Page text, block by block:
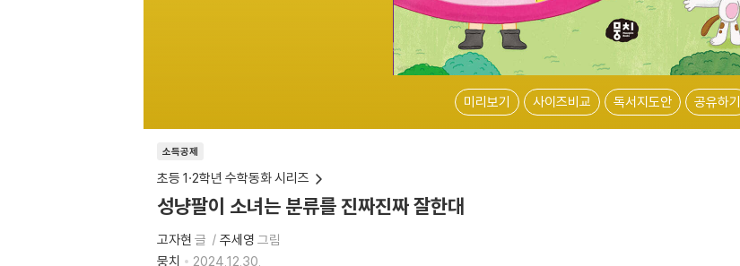
미리보기 사이즈비교 독서지도안 공유하기
소득공제
초등 1·2학년 수학동화 시리즈
성냥팔이 소녀는 분류를 진짜진짜 잘한대
고자현 글 주세영 그림
뭉치
2024.12.30.